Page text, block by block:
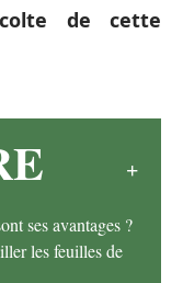
de cette
ses avantages ?
les feuilles de